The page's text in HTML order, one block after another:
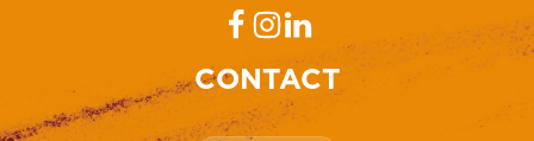
CONTACT